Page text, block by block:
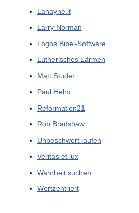
Lahayne.lt
Larry Norman
Logos Bibel-Software
Lutherisches Lärmen
Matt Studer
Paul Helm
Reformation21
Rob Bradshaw
Unbeschwert laufen
Veritas et lux
Wahrheit suchen
Wortzentriert